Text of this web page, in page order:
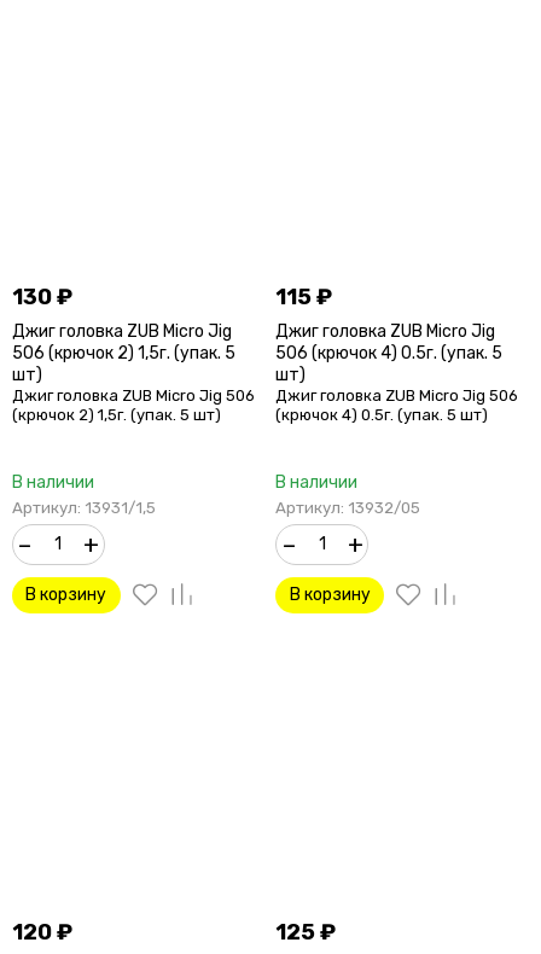
130₽
Джиг головка ZUB Micro Jig
506 (крючок 2) 1,5г. (упак. 5
шт)
Джиг головка ZUB Micro Jig 506
(крючок 2) 1,5г. (упак. 5 шт)
В наличии
Артикул: 13931/1,5
– +
В корзину
115₽
Джиг головка ZUB Micro Jig
506 (крючок 4) 0.5г. (упак. 5
шт)
Джиг головка ZUB Micro Jig 506
(крючок 4) 0.5г. (упак. 5 шт)
В наличии
Артикул: 13932/05
– +
В корзину
120₽ 125₽